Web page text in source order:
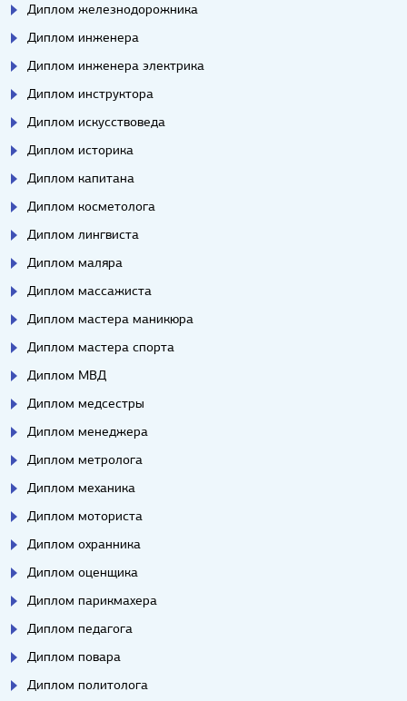
Диплом железнодорожника
Диплом инженера
Диплом инженера электрика
Диплом инструктора
Диплом искусствоведа
Диплом историка
Диплом капитана
Диплом косметолога
Диплом лингвиста
Диплом маляра
Диплом массажиста
Диплом мастера маникюра
Диплом мастера спорта
Диплом МВД
Диплом медсестры
Диплом менеджера
Диплом метролога
Диплом механика
Диплом моториста
Диплом охранника
Диплом оценщика
Диплом парикмахера
Диплом педагога
Диплом повара
Диплом политолога